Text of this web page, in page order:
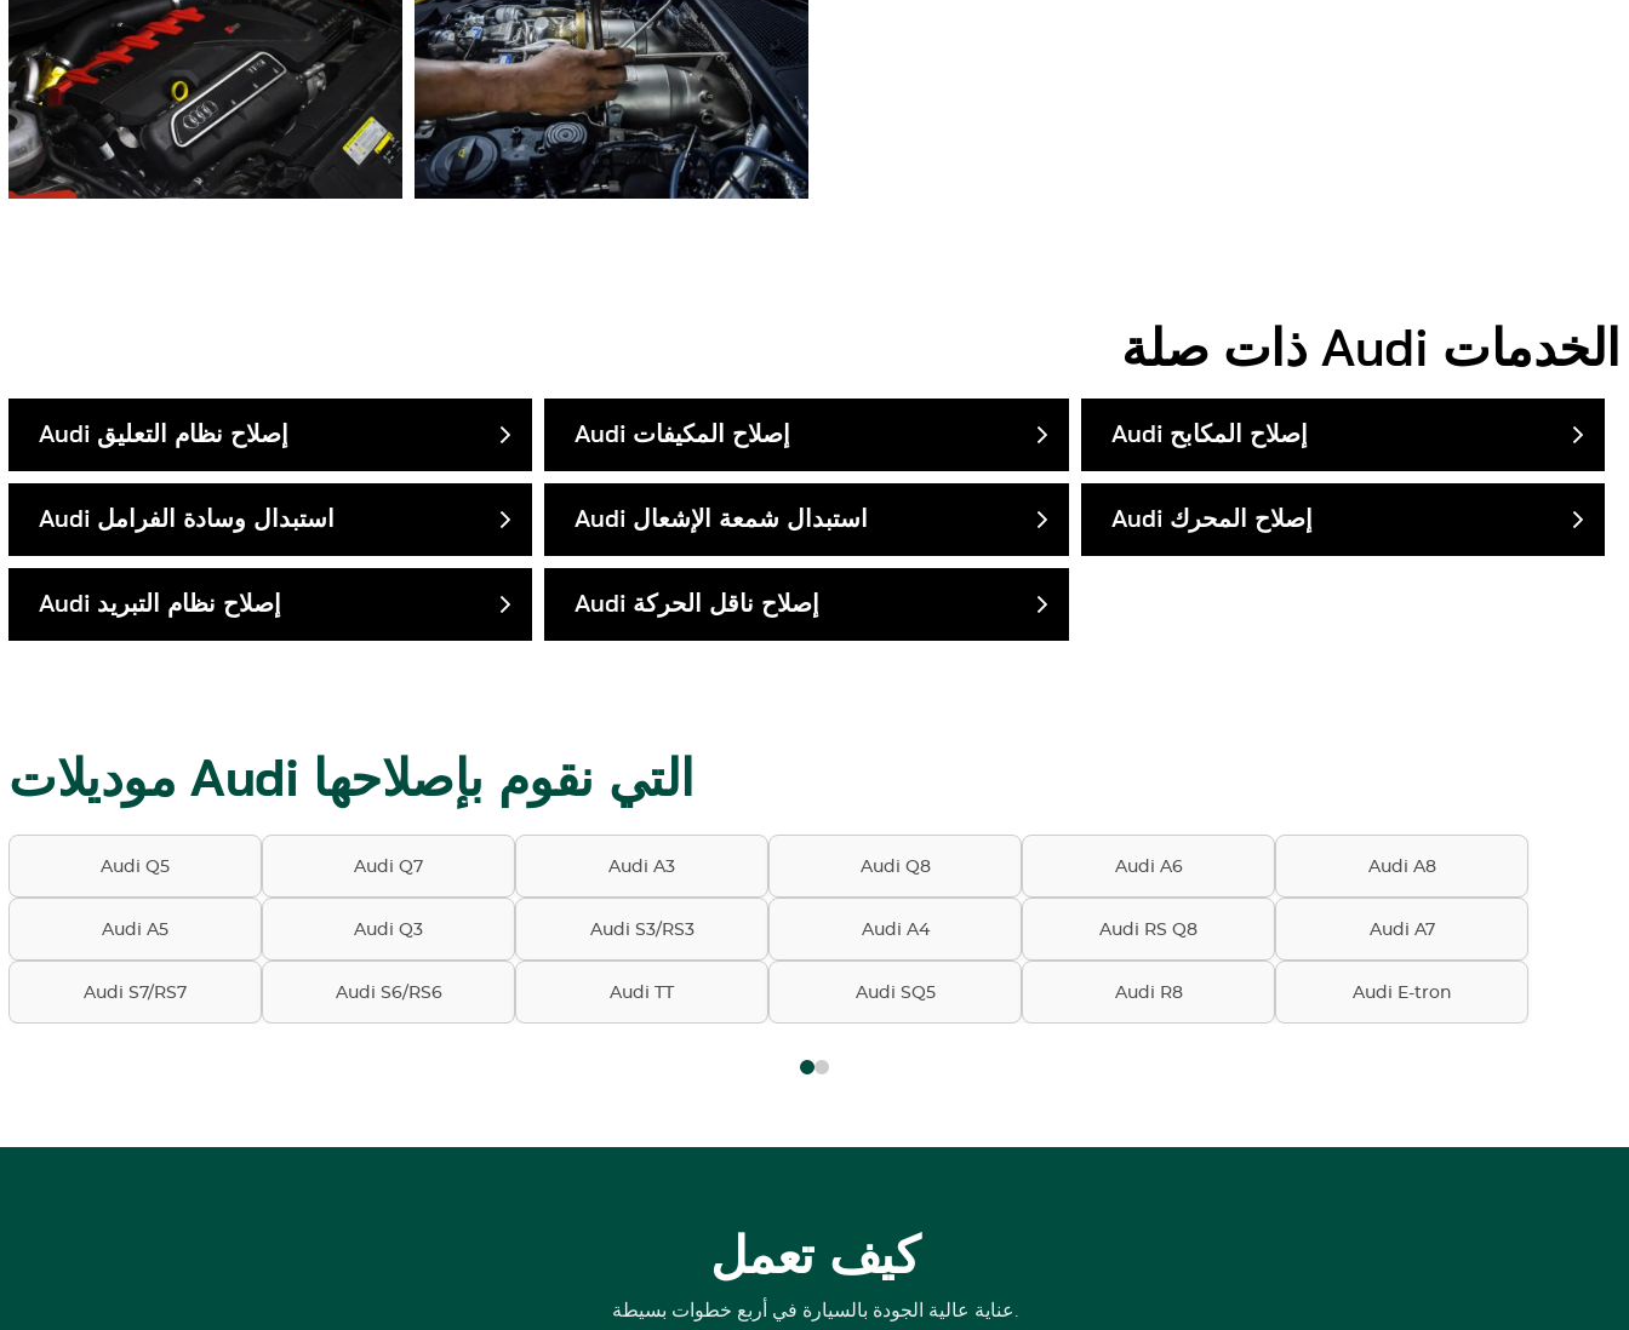
ذات صلةAudi الخدمات
Audi إصلاح نظام التعليق Audi إصلاح المكيفات Audi إصلاح المكابح
Audi استبدال وسادة الفرامل Audi استبدال شمعة الإشعال Audi إصلاح المحرك
Audi إصلاح نظام التبريد Audi إصلاح ناقل الحركة
موديلات Audi التي نقوم بإصلاحها
Audi Q5 Audi Q7 Audi A3 Audi Q8 Audi A6 Audi A8
Audi A5 Audi Q3 Audi S3/RS3 Audi A4 Audi RS Q8 Audi A7
Audi S7/RS7 Audi S6/RS6 Audi TT Audi SQ5 Audi R8 Audi E-tron
كيف تعمل
عناية عالية الجودة بالسيارة في أربع خطوات بسيطة.